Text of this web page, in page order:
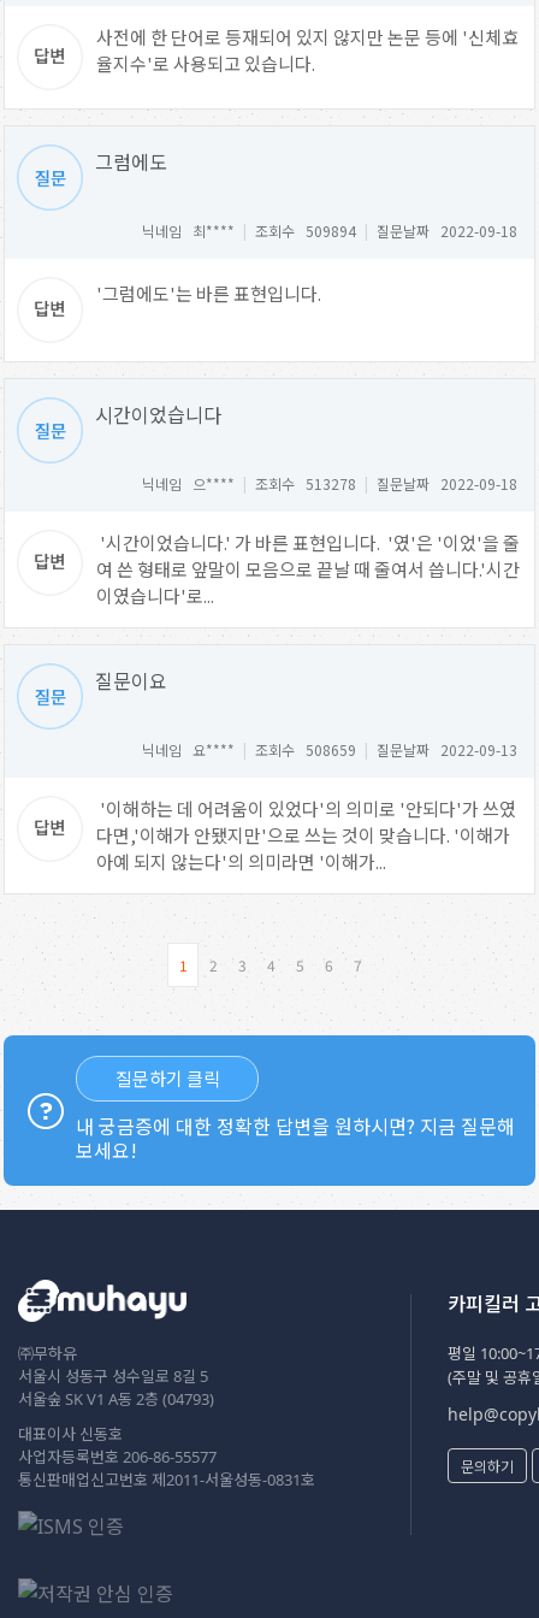
사전에 한 단어로 등재되어 있지 않지만 논문 등에 '신체효
율지수'로 사용되고 있습니다.
그럼에도
닉네임 최**** | 조회수 509894 | 질문날짜 2022-09-18
'그럼에도'는 바른 표현입니다.
시간이었습니다
닉네임 으**** | 조회수 513278 | 질문날짜 2022-09-18
'시간이었습니다.' 가 바른 표현입니다. '였'은 '이었'을 줄
여 쓴 형태로 앞말이 모음으로 끝날 때 줄여서 씁니다.'시간
이였습니다'로...
질문이요
닉네임 요**** | 조회수 508659 | 질문날짜 2022-09-13
'이해하는 데 어려움이 있었다'의 의미로 '안되다'가 쓰였
다면,'이해가 안됐지만'으로 쓰는 것이 맞습니다. '이해가
아예 되지 않는다'의 의미라면 '이해가...
1 2 3 4 5 6 7
질문하기 클릭
내 궁금증에 대한 정확한 답변을 원하시면? 지금 질문해
보세요!
㈜무하유
서울시 성동구 성수일로 8길 5
서울숲 SK V1 A동 2층 (04793)
대표이사 신동호
사업자등록번호 206-86-55577
통신판매업신고번호 제2011-서울성동-0831호
카피킬러
평일
(주말 및 공휴
문의하기